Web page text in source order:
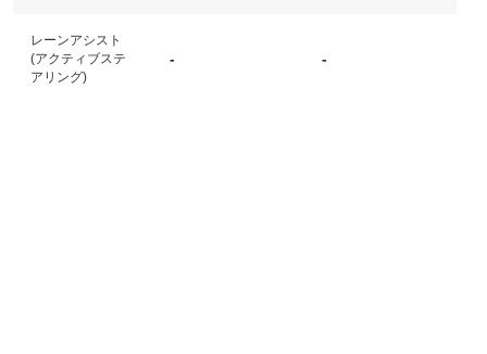
レーンアシスト
(アクティブステ
アリング)
- -